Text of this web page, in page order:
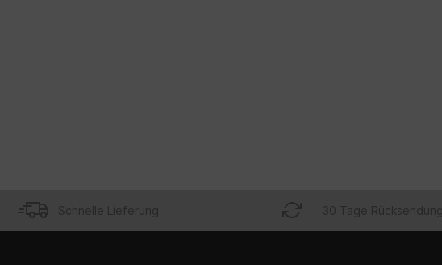
Schnelle Lieferung 30 Tage Rücksendung